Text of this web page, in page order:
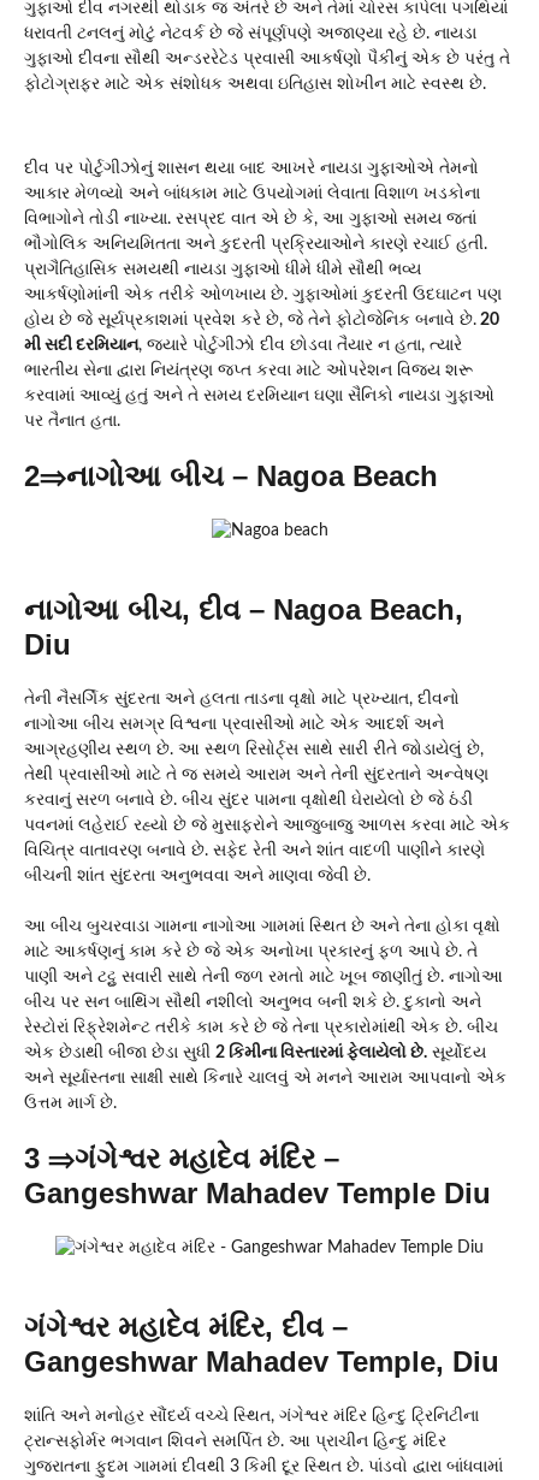
ગુફાઓ દીવ નગરથી થોડાક જ અંતરે છે અને તેમાં ચોરસ કાપેલા પગથિયાં
ધરાવતી ટનલનું મોટું નેટવર્ક છે જે સંપૂર્ણપણે અજાણ્યા રહે છે. નાયડા
ગુફાઓ દીવના સૌથી અન્ડરરેટેડ પ્રવાસી આકર્ષણો પૈકીનું એક છે પરંતુ તે
ફોટોગ્રાફર માટે એક સંશોધક અથવા ઇતિહાસ શોખીન માટે સ્વસ્થ છે.
દીવ પર પોર્ટુગીઝોનું શાસન થયા બાદ આખરે નાયડા ગુફાઓએ તેમનો
આકાર મેળવ્યો અને બાંધકામ માટે ઉપયોગમાં લેવાતા વિશાળ ખડકોના
વિભાગોને તોડી નાખ્યા. રસપ્રદ વાત એ છે કે, આ ગુફાઓ સમય જતાં
ભૌગોલિક અનિયમિતતા અને કુદરતી પ્રક્રિયાઓને કારણે રચાઈ હતી.
પ્રાગૈતિહાસિક સમયથી નાયડા ગુફાઓ ધીમે ધીમે સૌથી ભવ્ય
આકર્ષણોમાંની એક તરીકે ઓળખાય છે. ગુફાઓમાં કુદરતી ઉદઘાટન પણ
હોય છે જે સૂર્યપ્રકાશમાં પ્રવેશ કરે છે, જે તેને ફોટોજેનિક બનાવે છે. 20
મી સદી દરમિયાન, જ્યારે પોર્ટુગીઝો દીવ છોડવા તૈયાર ન હતા, ત્યારે
ભારતીય સેના દ્વારા નિયંત્રણ જપ્ત કરવા માટે ઓપરેશન વિજય શરૂ
કરવામાં આવ્યું હતું અને તે સમય દરમિયાન ઘણા સૈનિકો નાયડા ગુફાઓ
પર તૈનાત હતા.
2⇒નાગોઆ બીચ – Nagoa Beach
નાગોઆ બીચ, દીવ – Nagoa Beach,
Diu
તેની નૈસર્ગિક સુંદરતા અને હલતા તાડના વૃક્ષો માટે પ્રખ્યાત, દીવનો
નાગોઆ બીચ સમગ્ર વિશ્વના પ્રવાસીઓ માટે એક આદર્શ અને
આગ્રહણીય સ્થળ છે. આ સ્થળ રિસોર્ટ્સ સાથે સારી રીતે જોડાયેલું છે,
તેથી પ્રવાસીઓ માટે તે જ સમયે આરામ અને તેની સુંદરતાને અન્વેષણ
કરવાનું સરળ બનાવે છે. બીચ સુંદર પામના વૃક્ષોથી ઘેરાયેલો છે જે ઠંડી
પવનમાં લહેરાઈ રહ્યો છે જે મુસાફરોને આજુબાજુ આળસ કરવા માટે એક
વિચિત્ર વાતાવરણ બનાવે છે. સફેદ રેતી અને શાંત વાદળી પાણીને કારણે
બીચની શાંત સુંદરતા અનુભવવા અને માણવા જેવી છે.
આ બીચ બુચરવાડા ગામના નાગોઆ ગામમાં સ્થિત છે અને તેના હોકા વૃક્ષો
માટે આકર્ષણનું કામ કરે છે જે એક અનોખા પ્રકારનું ફળ આપે છે. તે
પાણી અને ટટ્ટુ સવારી સાથે તેની જળ રમતો માટે ખૂબ જાણીતું છે. નાગોઆ
બીચ પર સન બાથિંગ સૌથી નશીલો અનુભવ બની શકે છે. દુકાનો અને
રેસ્ટોરાં રિફ્રેશમેન્ટ તરીકે કામ કરે છે જે તેના પ્રકારોમાંથી એક છે. બીચ
એક છેડાથી બીજા છેડા સુધી 2 કિમીના વિસ્તારમાં ફેલાયેલો છે. સૂર્યોદય
અને સૂર્યાસ્તના સાક્ષી સાથે કિનારે ચાલવું એ મનને આરામ આપવાનો એક
ઉત્તમ માર્ગ છે.
3 ⇒ગંગેશ્વર મહાદેવ મંદિર –
Gangeshwar Mahadev Temple Diu
ગંગેશ્વર મહાદેવ મંદિર, દીવ –
Gangeshwar Mahadev Temple, Diu
શાંતિ અને મનોહર સૌંદર્ય વચ્ચે સ્થિત, ગંગેશ્વર મંદિર હિન્દુ ટ્રિનિટીના
ટ્રાન્સફોર્મર ભગવાન શિવને સમર્પિત છે. આ પ્રાચીન હિન્દુ મંદિર
ગુજરાતના ફુદમ ગામમાં દીવથી 3 કિમી દૂર સ્થિત છે. પાંડવો દ્વારા બાંધવામાં